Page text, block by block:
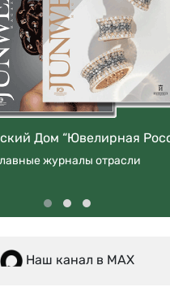
Дом “Ювелирная
журналы отрасли
Наш канал в МАХ